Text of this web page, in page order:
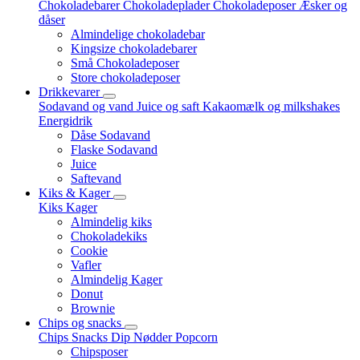
ChokoladebarerChokoladepladerChokoladeposer Æsker og
dåser
Almindelige chokoladebar
Kingsize chokoladebarer
Små Chokoladeposer
Store chokoladeposer
Drikkevarer
Sodavand og vand Juice og saft Kakaomælk og milkshakes
Energidrik
Dåse Sodavand
Flaske Sodavand
Juice
Saftevand
Kiks & Kager
Kiks Kager
Almindelig kiks
Chokoladekiks
Cookie
Vafler
Almindelig Kager
Donut
Brownie
Chips og snacks
Chips Snacks Dip NødderPopcorn
Chipsposer